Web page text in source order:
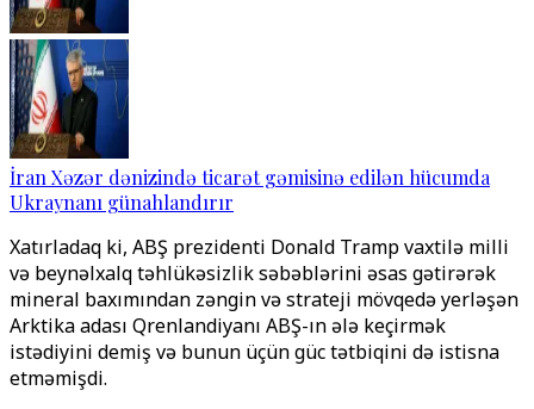
İran Xəzər dənizində ticarət gəmisinə edilən hücumda
Ukraynanı günahlandırır
Xatırladaq ki, ABŞ prezidenti Donald Tramp vaxtilə milli
və beynəlxalq təhlükəsizlik səbəblərini əsas gətirərək
mineral baxımından zəngin və strateji mövqedə yerləşən
Arktika adası Qrenlandiyanı ABŞ-ın ələ keçirmək
istədiyini demiş və bunun üçün güc tətbiqini də istisna
etməmişdi.